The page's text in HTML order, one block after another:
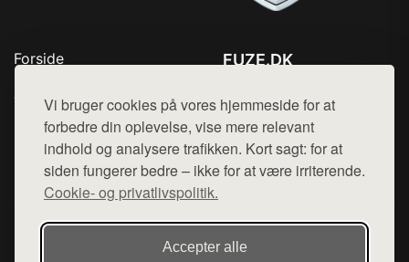
Vi bruger cookies på vores hjemmeside for at
forbedre din oplevelse, vise mere relevant
indhold og analysere trafikken. Kort sagt: for at
siden fungerer bedre – ikke for at være irriterende.
Cookie- og privatlivspolitik.
Accepter alle
Forside
Top Rabatter
Kontakt
FUZE.DK
Mail: hej@want.dk
Cookie- og privatlivspolitik
Denne side er en del af want.dk, der udgiver en række